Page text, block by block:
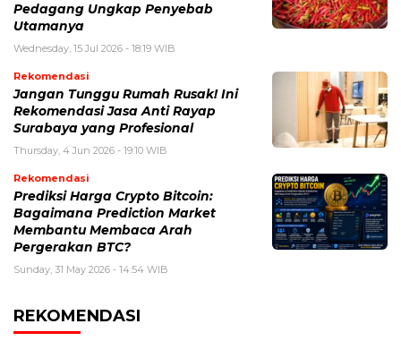
Pedagang Ungkap Penyebab
Utamanya
Wednesday, 15 Jul 2026 - 18:19 WIB
Rekomendasi
Jangan Tunggu Rumah Rusak! Ini
Rekomendasi Jasa Anti Rayap
Surabaya yang Profesional
Thursday, 4 Jun 2026 - 19:10 WIB
Rekomendasi
Prediksi Harga Crypto Bitcoin:
Bagaimana Prediction Market
Membantu Membaca Arah
Pergerakan BTC?
Sunday, 31 May 2026 - 14:54 WIB
REKOMENDASI